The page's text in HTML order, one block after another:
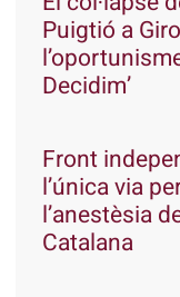
Puigtió a
Decidim’
Front
l’única via
l’anestèsia
Catalana